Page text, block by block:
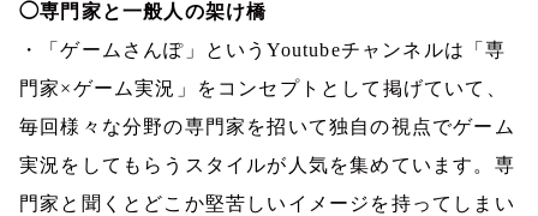
◯専門家と一般人の架け橋
・「ゲームさんぽ」というYoutubeチャンネルは「専
門家×ゲーム実況」をコンセプトとして掲げていて、
毎回様々な分野の専門家を招いて独自の視点でゲーム
実況をしてもらうスタイルが人気を集めています。専
門家と聞くとどこか堅苦しいイメージを持ってしまい